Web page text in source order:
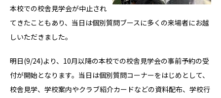
本校での校舎見学会が中止され
てきたこともあり、当日は個別質問ブースに多くの来場者にお越
しいただきました。
明日(9/24)より、10月以降の本校での校舎見学会の事前予約の受
付が開始となります。当日は個別質問コーナーをはじめとして、
校舎見学、学校案内やクラブ紹介カードなどの資料配布、学校行